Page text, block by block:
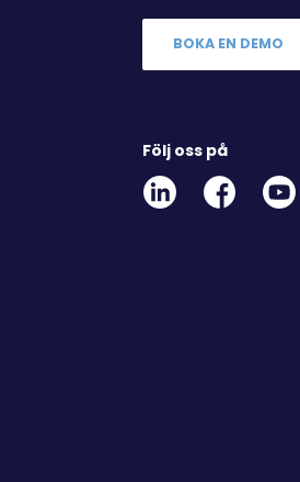
BOKA EN DEMO
Följ oss på
Linkedin
Social
Facebook
Social
Youtube
Link